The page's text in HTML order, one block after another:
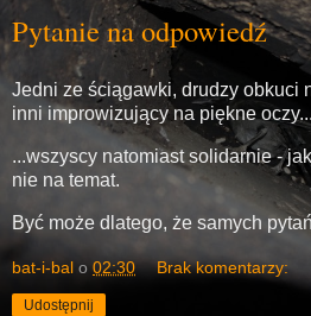
Pytanie na odpowiedź
Jedni ze ściągawki, drudzy obkuci
inni improwizujący na piękne oczy...
...wszyscy natomiast solidarnie -
nie na temat.
Być może dlatego, że samych
bat-i-bal o 02:30 Brak komentarzy:
Udostępnij